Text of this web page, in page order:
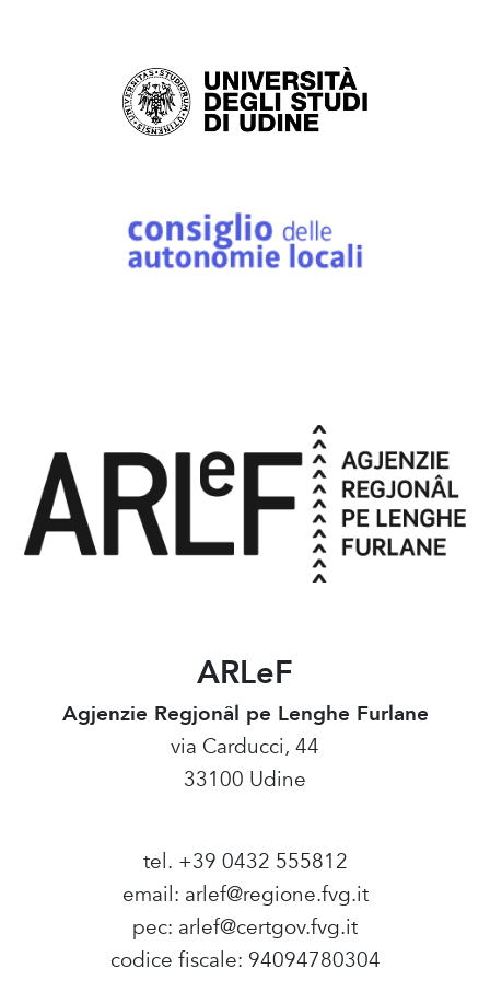
ARLeF
Agjenzie Regjonâl pe Lenghe Furlane
via Carducci, 44
33100 Udine
tel. +39 0432 555812
email: arlef@regione.fvg.it
pec: arlef@certgov.fvg.it
codice fiscale: 94094780304